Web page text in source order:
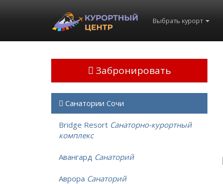
Выбрать курорт
Забронировать
Санатории Сочи
Bridge Resort Санаторно-курортный
комплекс
Авангард Санаторий
Аврора Санаторий